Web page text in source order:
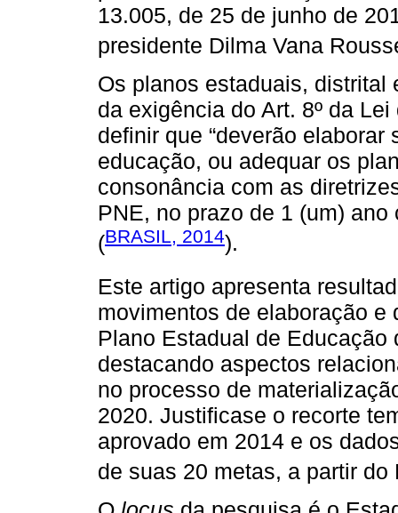
13.005, de 25 de junho de
presidente Dilma Vana
Os planos estaduais, distrital
da exigência do Art. 8º da
definir que “deverão
educação, ou adequar os
consonância com as
PNE, no prazo de 1 (um)
(BRASIL, 2014).
Este artigo apresenta
movimentos de elaboração
Plano Estadual de
destacando aspectos
no processo de
2020. Justificase o recorte
aprovado em 2014 e os
de suas 20 metas, a partir do